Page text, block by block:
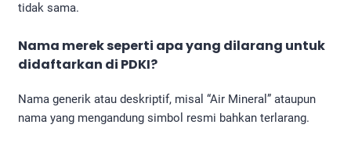
tidak sama.
Nama merek seperti apa yang dilarang untuk
didaftarkan di PDKI?
Nama generik atau deskriptif, misal “Air Mineral” ataupun
nama yang mengandung simbol resmi bahkan terlarang.